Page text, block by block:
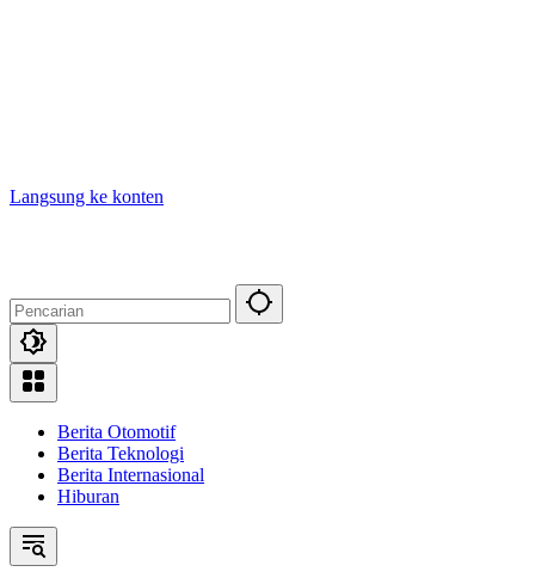
Langsung ke konten
Berita Otomotif
Berita Teknologi
Berita Internasional
Hiburan